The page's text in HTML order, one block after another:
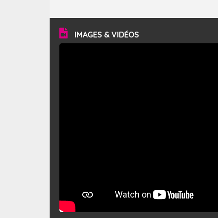
vitesse moyenne de 50 km/h et atteindre 80 à 100 km/h
en rafales, parfois davantage. Il parcourt la basse vallée
du Rhône et la Provence et envahit le littoral
méditerranéen à partir de la Camargue.
IMAGES & VIDÉOS